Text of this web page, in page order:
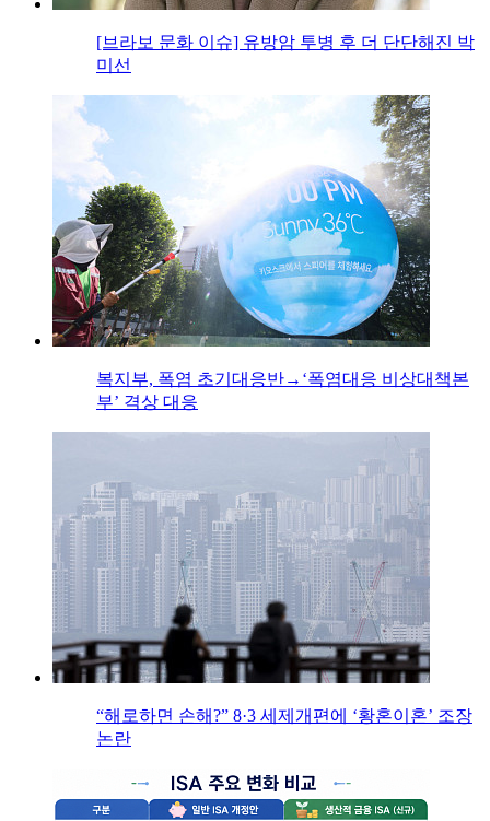
[브라보 문화 이슈] 유방암 투병 후 더 단단해진 박
미선
복지부, 폭염 초기대응반→‘폭염대응 비상대책본
부’ 격상 대응
“해로하면 손해?” 8·3 세제개편에 ‘황혼이혼’ 조장
논란